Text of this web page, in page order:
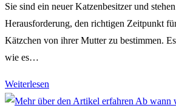
Sie sind ein neuer Katzenbesitzer und
Herausforderung, den richtigen Zeitpunkt
Kätzchen von ihrer Mutter zu bestimmen.
wie es…
Weiterlesen
man